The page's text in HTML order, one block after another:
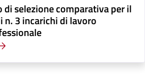
selezione comparativa per il
3 incarichi di lavoro